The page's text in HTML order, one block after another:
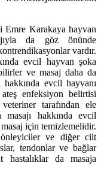
Emre Karakaya hayvan
da göz önünde
vardır.
evcil hayvan şoka
ve masaj daha da
evcil hayvanı
enfeksiyon belirtisi
tarafından ele
hakkında evcil
için temizlemelidir.
önleyiciler ve diğer cilt
tendonlar ve bağlar
da masaja